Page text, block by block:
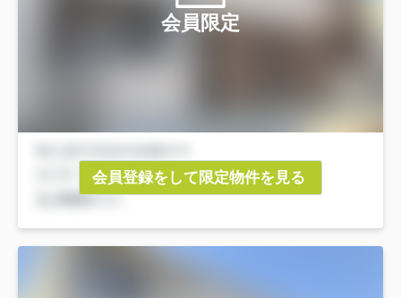
会員限定
会員登録をして限定物件を見る